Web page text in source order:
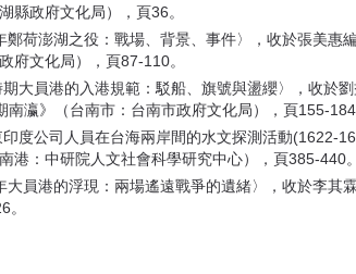
縣政府文化局），頁36。
荷澎湖之役：戰場、背景、事件〉，收於張美惠
府文化局），頁87-110。
大員港的入港規範：駁船、旗號與盪纓〉，收於
南瀛》（台南市：台南市政府文化局），頁155-184
度公司人員在台海兩岸間的水文探測活動(1622-
港：中研院人文社會科學研究中心），頁385-440。
員港的浮現：兩場遙遠戰爭的遺緒〉，收於李其
。